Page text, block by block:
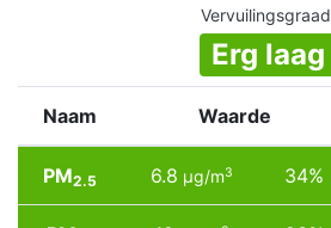
Vervuilingsgraad
Erg laag
Naam Waarde
PM2.5 6.8 µg/m3 34%